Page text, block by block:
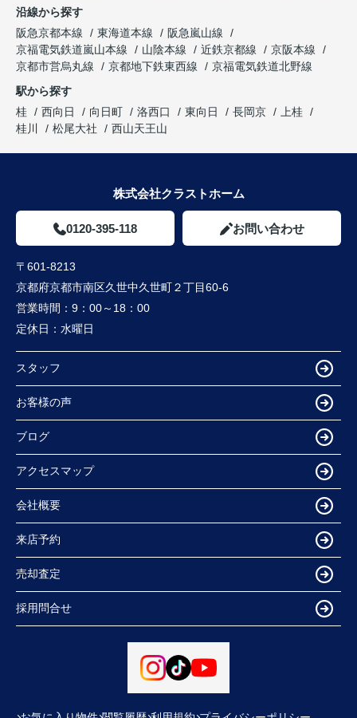
沿線から探す
阪急京都本線
東海道本線
阪急嵐山線
京福電気鉄道嵐山本線
山陰本線 近鉄京都線
京阪本線
京都市営烏丸線
京都地下鉄東西線
京福電気鉄道北野線
駅から探す
桂
西向日 向日町 洛西口 東向日 長岡京
上桂
桂川
松尾大社 西山天王山
株式会社クラストホーム
0120-395-118 お問い合わせ
〒601-8213
京都府京都市南区久世中久世町２丁目60-6
営業時間： 9：00～18：00
定休日： 水曜日
スタッフ
お客様の声
ブログ
アクセスマップ
会社概要
来店予約
売却査定
採用問合せ